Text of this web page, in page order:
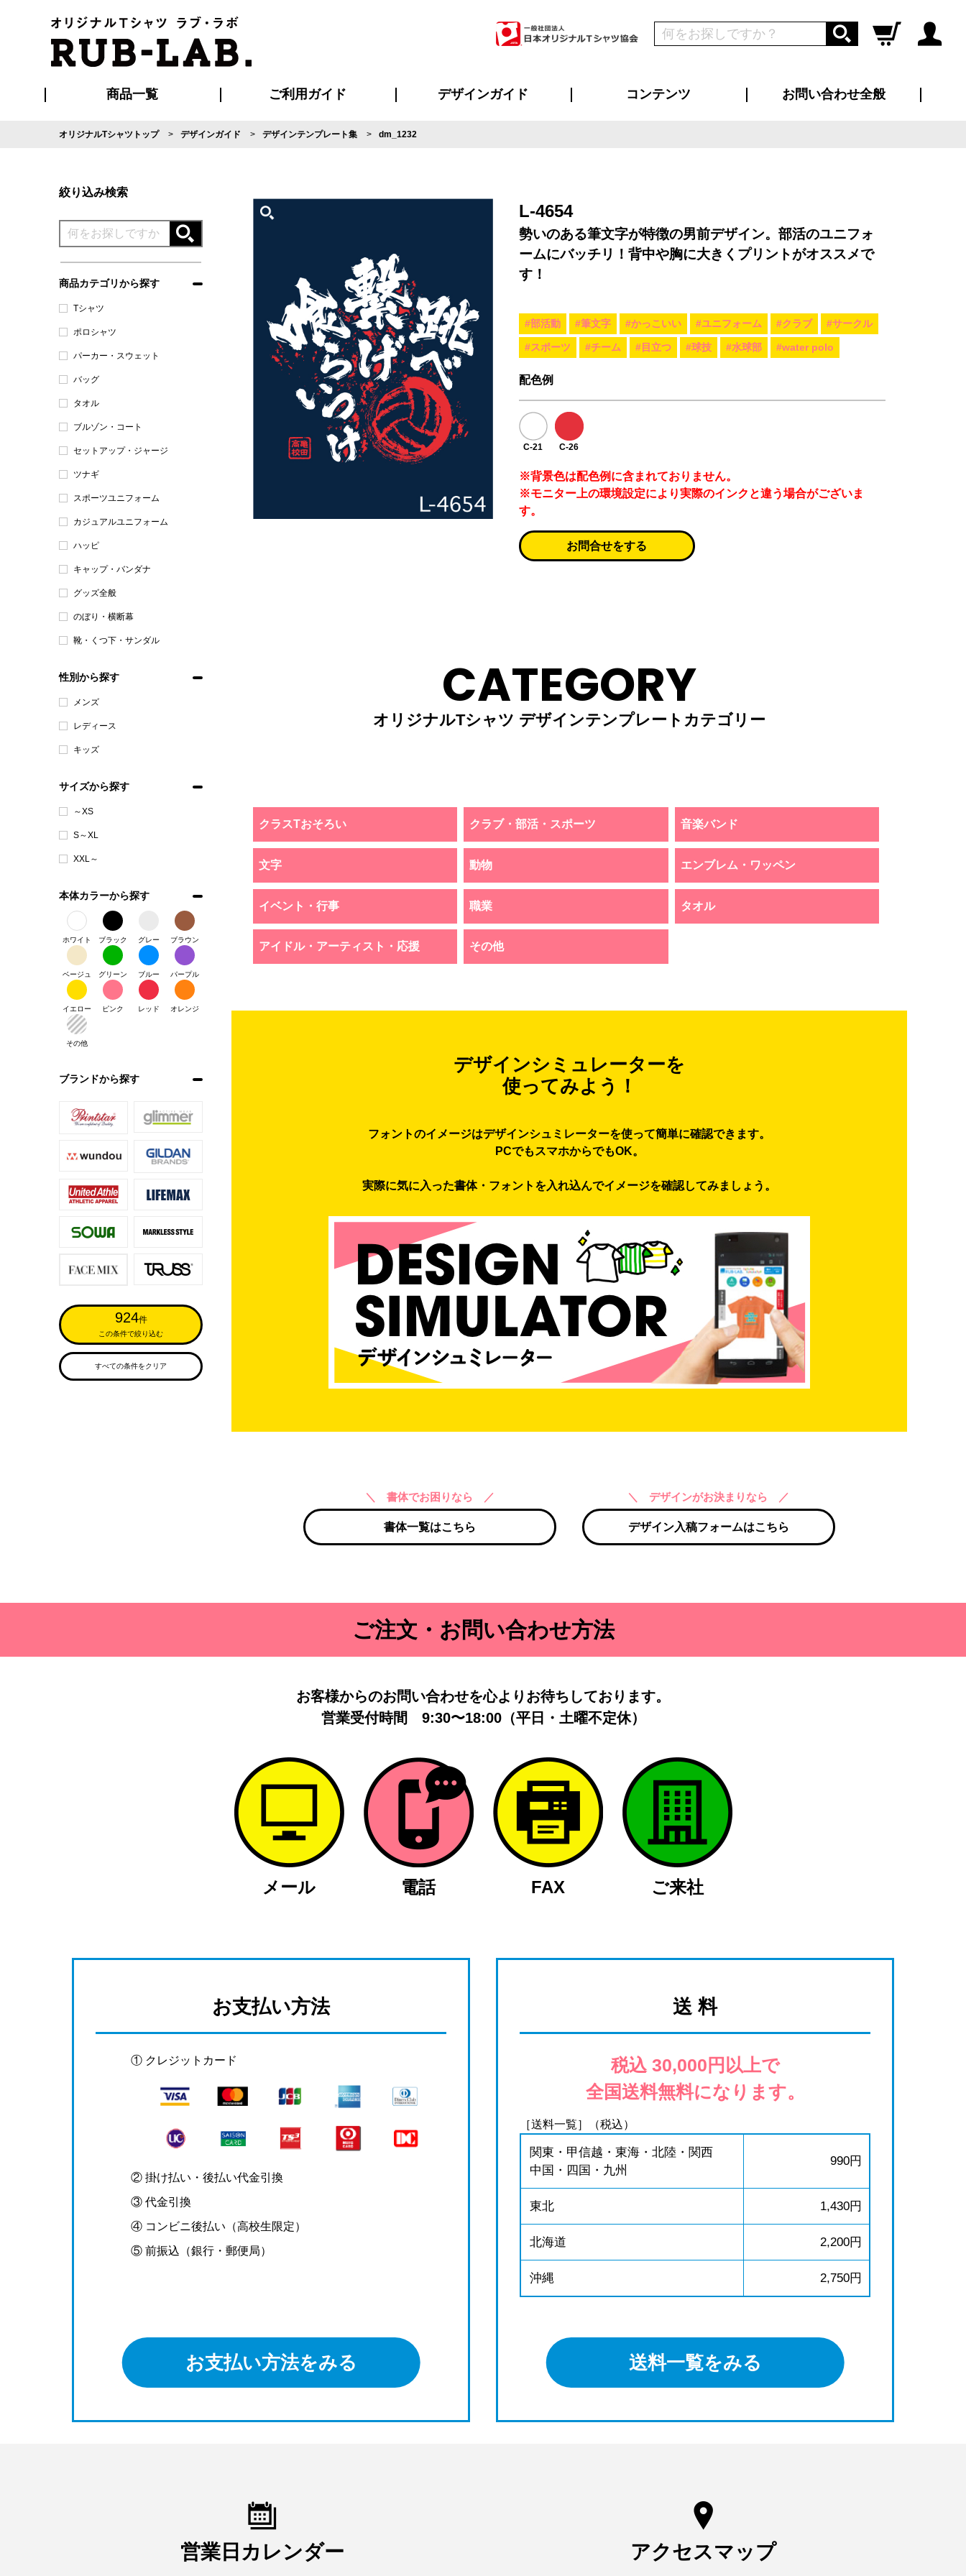
ログイン
商品一覧 ご利用ガイド
ご利用ガイド
はじめての方へ
再注文の方へ
お支払い方法について
割引まとめページ
発送・特急サービスについて
版の保管期限について
マイページ会員のメリット
よくあるご質問
デザインガイド コンテンツ お問い合わせ全般
オリジナルTシャツトップ デザインガイド デザインテンプレート集 dm_1232
絞り込み検索
商品カテゴリから探す
Tシャツ
ポロシャツ
パーカー・スウェット
バッグ
タオル
ブルゾン・コート
セットアップ・ジャージ
ツナギ
スポーツユニフォーム
カジュアルユニフォーム
ハッピ
キャップ・バンダナ
グッズ全般
のぼり・横断幕
靴・くつ下・サンダル
性別から探す
メンズ
レディース
キッズ
サイズから探す
～XS
S～XL
XXL～
本体カラーから探す
ホワイト ブラック グレー ブラウン
ベージュ グリーン ブルー パープル
イエロー ピンク レッド オレンジ
その他
ブランドから探す
924件
この条件で絞り込む
すべての条件をクリア
L-4654
勢いのある筆文字が特徴の男前デザイン。部活のユニフォ
ームにバッチリ！背中や胸に大きくプリントがオススメで
す！
#部活動 #筆文字 #かっこいい #ユニフォーム #クラブ #サークル
#スポーツ #チーム #目立つ #球技 #水球部 #water polo
配色例
C-21 C-26
※背景色は配色例に含まれておりません。
※モニター上の環境設定により実際のインクと違う場合がございま
す。
お問合せをする
CATEGORY
オリジナルTシャツ デザインテンプレートカテゴリー
クラスTおそろい クラブ・部活・スポーツ 音楽バンド
文字 動物 エンブレム・ワッペン
イベント・行事 職業 タオル
アイドル・アーティスト・応援 その他
デザインシミュレーターを
使ってみよう！
フォントのイメージはデザインシュミレーターを使って簡単に確認できます。
PCでもスマホからでもOK。
実際に気に入った書体・フォントを入れ込んでイメージを確認してみましょう。
＼ 書体でお困りなら ／
書体一覧はこちら
＼ デザインがお決まりなら ／
デザイン入稿フォームはこちら
ご注文・お問い合わせ方法
お客様からのお問い合わせを心よりお待ちしております。
営業受付時間 9:30〜18:00（平日・土曜不定休）
メール 電話 FAX ご来社
お支払い方法
① クレジットカード
② 掛け払い・後払い代金引換
③ 代金引換
④ コンビニ後払い（高校生限定）
⑤ 前振込（銀行・郵便局）
お支払い方法をみる
送 料
税込 30,000円以上で
全国送料無料になります。
［送料一覧］（税込）
関東・甲信越・東海・北陸・関西
中国・四国・九州
990円
東北 1,430円
北海道 2,200円
沖縄 2,750円
送料一覧をみる
営業日カレンダー アクセスマップ